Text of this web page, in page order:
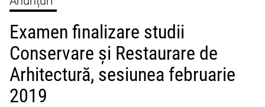
Examen finalizare studii
Conservare și Restaurare de
Arhitectură, sesiunea februarie
2019